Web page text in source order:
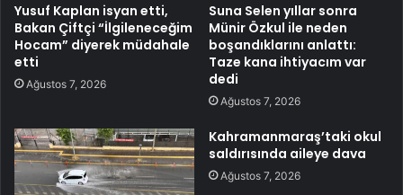
Yusuf Kaplan isyan etti,
Bakan Çiftçi “İlgileneceğim
Hocam” diyerek müdahale
etti
Ağustos 7, 2026
Suna Selen yıllar sonra
Münir Özkul ile neden
boşandıklarını anlattı:
Taze kana ihtiyacım var
dedi
Ağustos 7, 2026
Kahramanmaraş’taki okul
saldırısında aileye dava
Ağustos 7, 2026